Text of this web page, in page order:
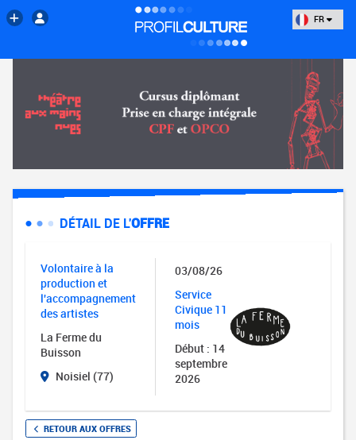
FR
DÉTAIL DE L'OFFRE
Volontaire à la
production et
l'accompagnement
des artistes
La Ferme du
Buisson
Noisiel (77)
03/08/26
Service
Civique 11
mois
Début : 14
septembre
2026
RETOUR AUX OFFRES